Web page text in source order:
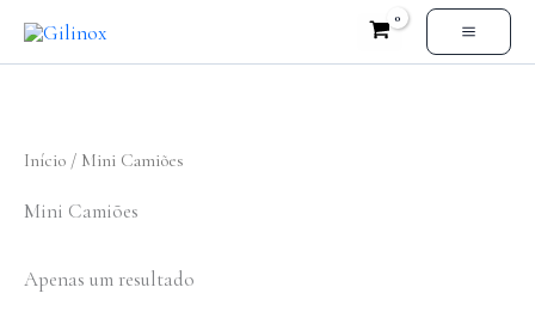
Início / Mini Camiões
Mini Camiões
Apenas um resultado